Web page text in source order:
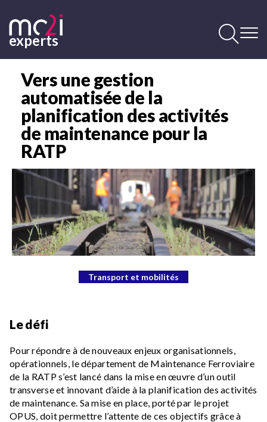
principal
experts
Contenu
principalVers une gestion
automatisée de la
planification des activités
de maintenance pour la
RATP
Image
Transport et mobilités
Le défi
Pour répondre à de nouveaux enjeux organisationnels,
opérationnels, le département de Maintenance Ferroviaire
de la RATP s’est lancé dans la mise en œuvre d’un outil
transverse et innovant d’aide à la planification des activités
de maintenance. Sa mise en place, porté par le projet
OPUS, doit permettre l’attente de ces objectifs grâce à